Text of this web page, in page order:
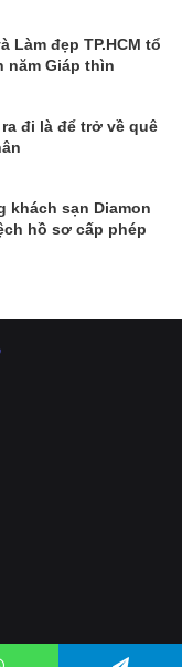
Làm đẹp TP.HCM tổ
năm Giáp thìn
đi là để trở về quê
khách sạn Diamon
hồ sơ cấp phép